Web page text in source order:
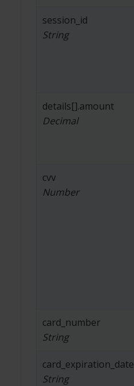
session_id
String
details[].amount
Decimal
cvv
Number
card_number
String
card_expiration_date
String